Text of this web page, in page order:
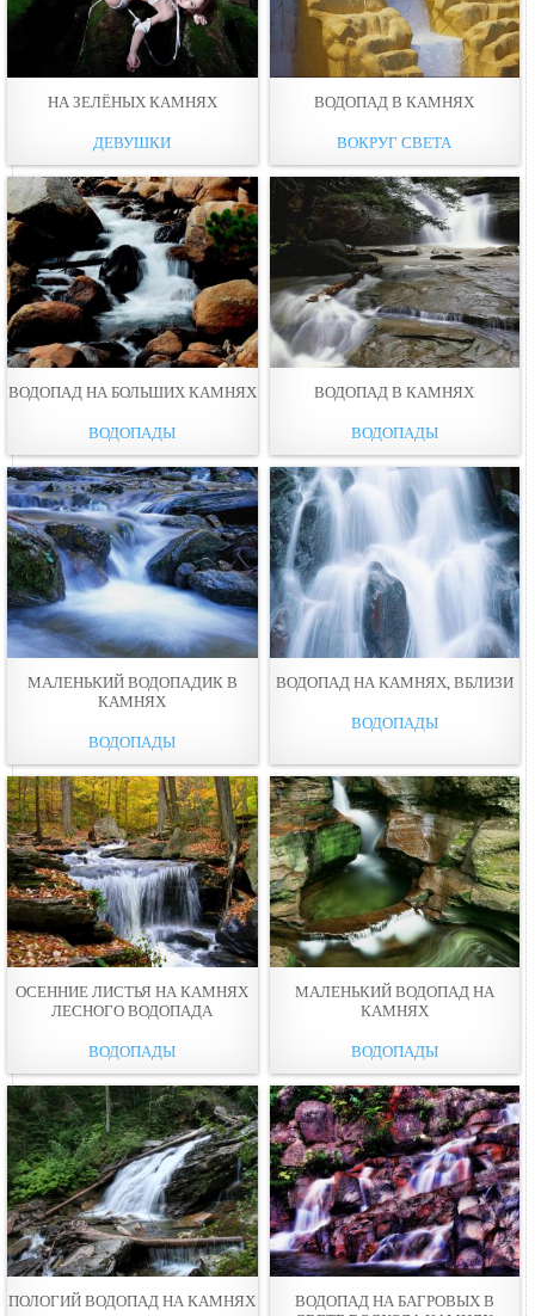
НА ЗЕЛЁНЫХ КАМНЯХ
ДЕВУШКИ
ВОДОПАД В КАМНЯХ
ВОКРУГ СВЕТА
ВОДОПАД НА БОЛЬШИХ КАМНЯХ
ВОДОПАДЫ
ВОДОПАД В КАМНЯХ
ВОДОПАДЫ
МАЛЕНЬКИЙ ВОДОПАДИК В
КАМНЯХ
ВОДОПАДЫ
ВОДОПАД НА КАМНЯХ, ВБЛИЗИ
ВОДОПАДЫ
ОСЕННИЕ ЛИСТЬЯ НА КАМНЯХ
ЛЕСНОГО ВОДОПАДА
ВОДОПАДЫ
МАЛЕНЬКИЙ ВОДОПАД НА
КАМНЯХ
ВОДОПАДЫ
ПОЛОГИЙ ВОДОПАД НА КАМНЯХ
ВОДОПАД НА БАГРОВЫХ В